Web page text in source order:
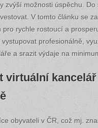
zvýší možnosti úspěchu. Do
V tomto článku se
rychle rostoucí a
profesionálně,
a srazit výdaje na
virtuální
obyvateli v ČR, což mj.